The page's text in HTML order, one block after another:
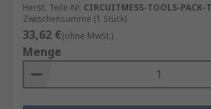
Herst. Teile-Nr. CIRCUITMESS-TOOLS-PACK-
Zwischensumme (1 Stück)
33,62 €(ohne MwSt.)
Menge